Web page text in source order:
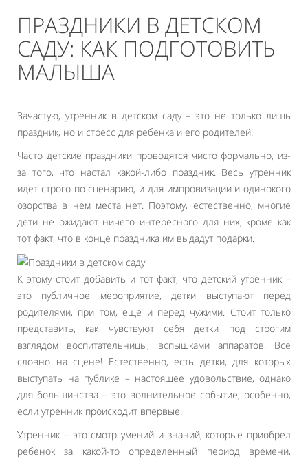
ПРАЗДНИКИ В ДЕТСКОМ
САДУ: КАК ПОДГОТОВИТЬ
МАЛЫША
Зачастую, утренник в детском саду – это не только лишь
праздник, но и стресс для ребенка и его родителей.
Часто детские праздники проводятся чисто формально, из-
за того, что настал какой-либо праздник. Весь утренник
идет строго по сценарию, и для импровизации и одинокого
озорства в нем места нет. Поэтому, естественно, многие
дети не ожидают ничего интересного для них, кроме как
тот факт, что в конце праздника им выдадут подарки.
К этому стоит добавить и тот факт, что детский утренник –
это публичное мероприятие, детки выступают перед
родителями, при том, еще и перед чужими. Стоит только
представить, как чувствуют себя детки под строгим
взглядом воспитательницы, вспышками аппаратов. Все
словно на сцене! Естественно, есть детки, для которых
выступать на публике – настоящее удовольствие, однако
для большинства – это волнительное событие, особенно,
если утренник происходит впервые.
Утренник – это смотр умений и знаний, которые приобрел
ребенок за какой-то определенный период времени,